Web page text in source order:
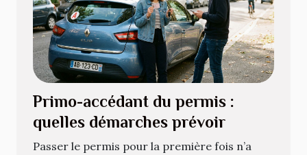
Primo-accédant du permis :
quelles démarches prévoir
Passer le permis pour la première fois n’a